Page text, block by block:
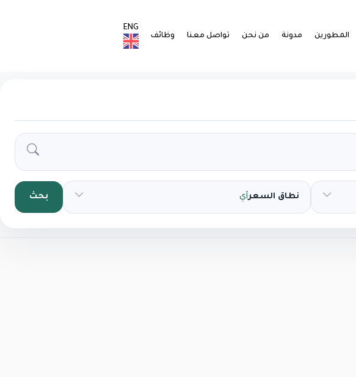
المطورين مدونة من نحن تواصل معنا وظائف
ENG
نطاق السعرأي بحث